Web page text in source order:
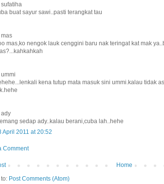
sufatiha
buat sayur sawi..pasti terangkat tau
mas
mas,ko nengok lauk cenggini baru nak teringat kat mak
ummi
kena tutup mata masuk sini ummi.kalau tidak
ady
sedap ady..kalau berani,cuba lah..hehe
April 2011 at 20:52
Comment
Home
Post Comments (Atom)